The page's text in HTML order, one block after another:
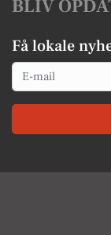
BLIV
Få lokale
Email